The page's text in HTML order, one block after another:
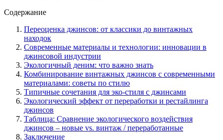
Содержание
Переоценка джинсов: от классики до винтажных
находок
Современные материалы и технологии: инновации в
джинсовой индустрии
Экологичный деним: что важно знать
Комбинирование винтажных джинсов с современными
материалами: советы по стилю
Типичные сочетания для эко-стиля с джинсами
Экологический эффект от переработки и рестайлинга
джинсов
Таблица: Сравнение экологического воздействия
джинсов – новые vs. винтаж / переработанные
Заключение